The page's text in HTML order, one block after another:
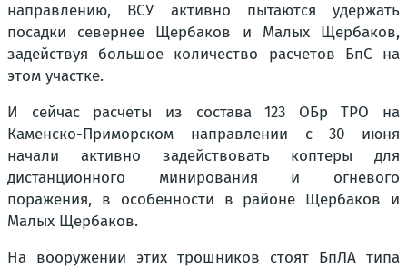
направлению, ВСУ активно пытаются удержать
посадки севернее Щербаков и Малых Щербаков,
задействуя большое количество расчетов БпС на
этом участке.
И сейчас расчеты из состава 123 ОБр ТРО на
Каменско-Приморском направлении с 30 июня
начали активно задействовать коптеры для
дистанционного минирования и огневого
поражения, в особенности в районе Щербаков и
Малых Щербаков.
На вооружении этих трошников стоят БпЛА типа